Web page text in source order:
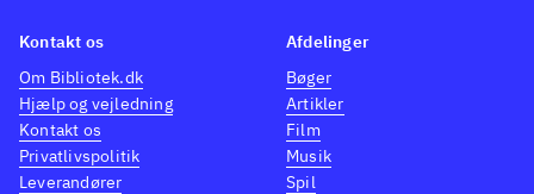
Kontakt os
Om Bibliotek.dk
Hjælp og vejledning
Kontakt os
Privatlivspolitik
Leverandører
Afdelinger
Bøger
Artikler
Film
Musik
Spil